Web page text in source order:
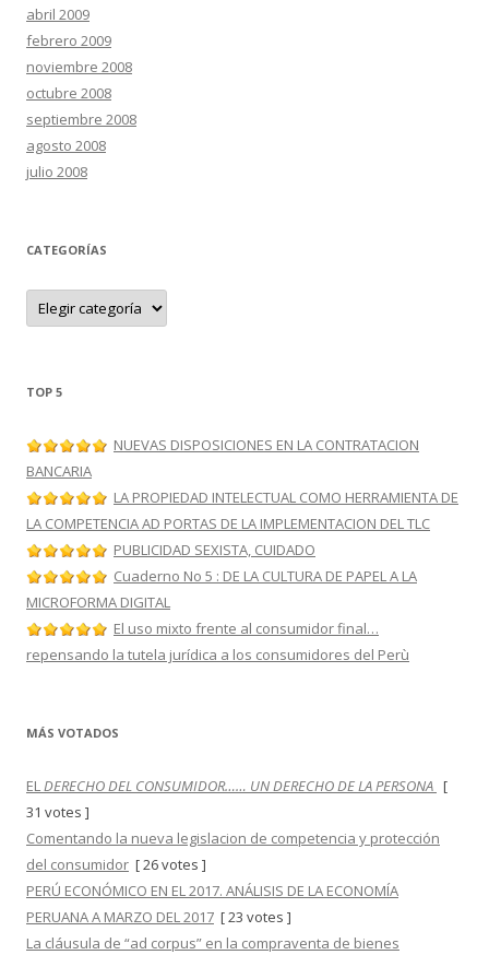
abril 2009
febrero 2009
noviembre 2008
octubre 2008
septiembre 2008
agosto 2008
julio 2008
CATEGORÍAS
C
t
r
s
TOP 5
NUEVAS DISPOSICIONES EN LA CONTRATACION
BANCARIA
LA PROPIEDAD INTELECTUAL COMO HERRAMIENTA DE
LA COMPETENCIA AD PORTAS DE LA IMPLEMENTACION DEL TLC
PUBLICIDAD SEXISTA, CUIDADO
Cuaderno No 5 : DE LA CULTURA DE PAPEL A LA
MICROFORMA DIGITAL
El uso mixto frente al consumidor final…
repensando la tutela jurídica a los consumidores del Perù
MÁS VOTADOS
ELDERECHO DEL CONSUMIDOR…… UN DERECHO DE LA PERSONA [
31 votes ]
Comentando la nueva legislacion de competencia y protección
del consumidor [ 26 votes ]
PERÚ ECONÓMICO EN EL 2017. ANÁLISIS DE LA ECONOMÍA
PERUANA A MARZO DEL 2017 [ 23 votes ]
La cláusula de “ad corpus” en la compraventa de bienes